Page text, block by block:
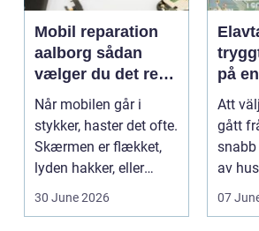
Mobil reparation
aalborg sådan
vælger du det rette
værksted
Når mobilen går i
stykker, haster det ofte.
Skærmen er flækket,
lyden hakker, eller
batteriet løber ...
30 June 2026
Elavtal så
på
Att
gått
av
07